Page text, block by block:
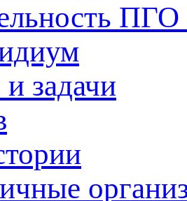
задачи